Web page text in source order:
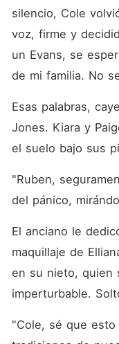
silencio, Cole
voz, firme y
un Evans, se
de mi familia. No
Esas palabras,
Jones. Kiara y
el suelo bajo sus
"Ruben,
del pánico,
El anciano le
maquillaje de
en su nieto, quien
imperturbable.
"Cole, sé que